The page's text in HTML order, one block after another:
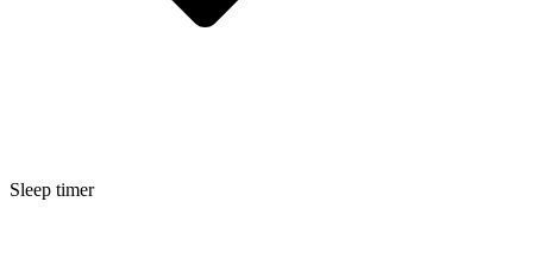
Sleep timer